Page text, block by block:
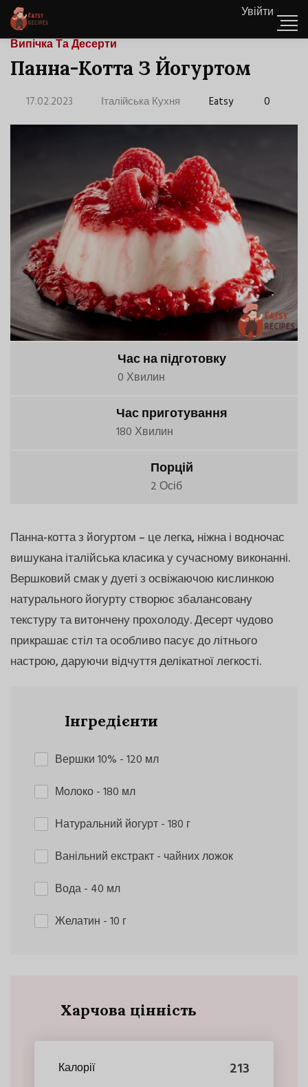
Увійти
Випічка Та Десерти
Панна-Котта З Йогуртом
17.02.2023 Італійська Кухня Eatsy 0
Час на підготовку
0 Хвилин
Час приготування
180 Хвилин
Порцій
2 Осіб
Панна-котта з йогуртом – це легка, ніжна і водночас
вишукана італійська класика у сучасному виконанні.
Вершковий смак у дуеті з освіжаючою кислинкою
натурального йогурту створює збалансовану
текстуру та витончену прохолоду. Десерт чудово
прикрашає стіл та особливо пасує до літнього
настрою, даруючи відчуття делікатної легкості.
Інгредієнти
Вершки 10% - 120 мл
Молоко- 180 мл
Натуральний йогурт- 180 г
Ванільний екстракт- чайних ложок
Вода- 40 мл
Желатин - 10 г
Харчова цінність
Калорії 213